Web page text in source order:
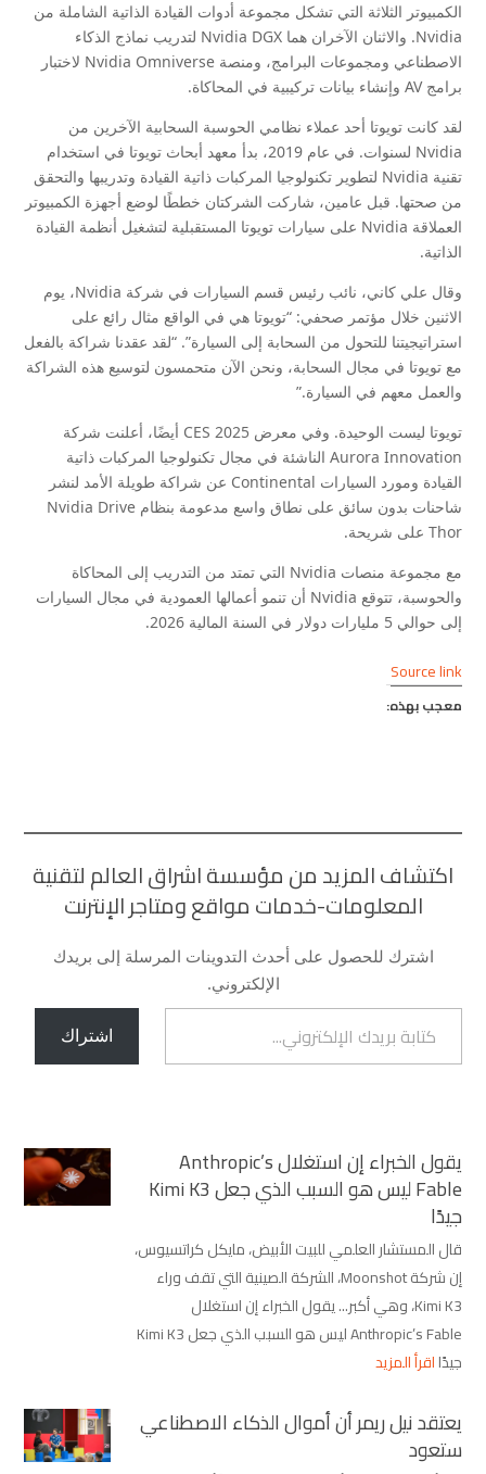
الكمبيوتر الثلاثة التي تشكل مجموعة أدوات القيادة الذاتية الشاملة من
Nvidia. والاثنان الآخران هما Nvidia DGX لتدريب نماذج الذكاء
الاصطناعي ومجموعات البرامج، ومنصة Nvidia Omniverse لاختبار
برامج AV وإنشاء بيانات تركيبية في المحاكاة.
لقد كانت تويوتا أحد عملاء نظامي الحوسبة السحابية الآخرين من
Nvidia لسنوات. في عام 2019، بدأ معهد أبحاث تويوتا في استخدام
تقنية Nvidia لتطوير تكنولوجيا المركبات ذاتية القيادة وتدريبها والتحقق
من صحتها. قبل عامين، شاركت الشركتان خططًا لوضع أجهزة الكمبيوتر
العملاقة Nvidia على سيارات تويوتا المستقبلية لتشغيل أنظمة القيادة
الذاتية.
وقال علي كاني، نائب رئيس قسم السيارات في شركة Nvidia، يوم
الاثنين خلال مؤتمر صحفي: “تويوتا هي في الواقع مثال رائع على
استراتيجيتنا للتحول من السحابة إلى السيارة”. “لقد عقدنا شراكة بالفعل
مع تويوتا في مجال السحابة، ونحن الآن متحمسون لتوسيع هذه الشراكة
والعمل معهم في السيارة.”
تويوتا ليست الوحيدة. وفي معرض CES 2025 أيضًا، أعلنت شركة
Aurora Innovation الناشئة في مجال تكنولوجيا المركبات ذاتية
القيادة ومورد السيارات Continental عن شراكة طويلة الأمد لنشر
شاحنات بدون سائق على نطاق واسع مدعومة بنظام Nvidia Drive
Thor على شريحة.
مع مجموعة منصات Nvidia التي تمتد من التدريب إلى المحاكاة
والحوسبة، تتوقع Nvidia أن تنمو أعمالها العمودية في مجال السيارات
إلى حوالي 5 مليارات دولار في السنة المالية 2026.
Source link
معجب بهذه:
اكتشاف المزيد من مؤسسة اشراق العالم لتقنية
المعلومات-خدمات مواقع ومتاجر الإنترنت
اشترك للحصول على أحدث التدوينات المرسلة إلى بريدك
الإلكتروني.
كتابة بريدك الإلكتروني...
اشتراك
يقول الخبراء إن استغلال Anthropic’s
Fable ليس هو السبب الذي جعل Kimi K3
جيدًا
قال المستشار العلمي للبيت الأبيض، مايكل كراتسيوس،
إن شركة Moonshot، الشركة الصينية التي تقف وراء
Kimi K3، وهي أكبر... يقول الخبراء إن استغلال
Anthropic’s Fable ليس هو السبب الذي جعل Kimi K3
جيدًااقرأ المزيد
يعتقد نيل ريمر أن أموال الذكاء الاصطناعي
ستعود